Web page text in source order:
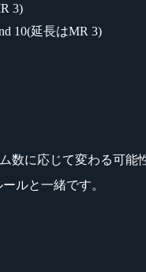
3)
10(延長はMR 3)
数に応じて変わる可
ルと一緒です。